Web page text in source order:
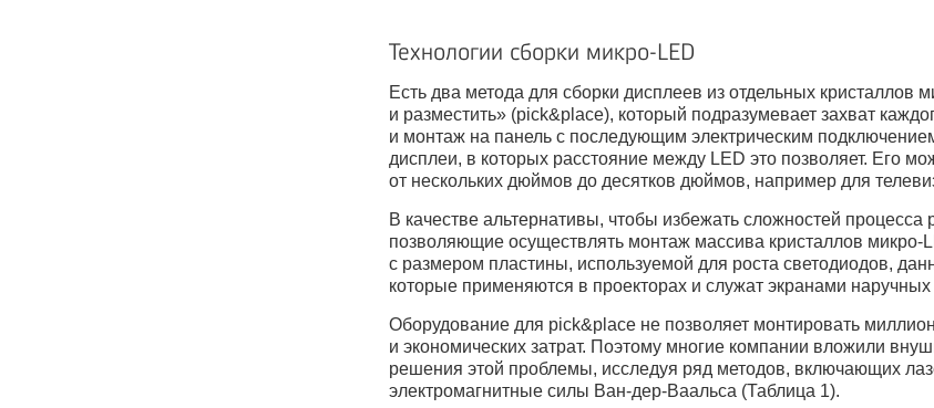
Технологии сборки микро-LED
Есть два метода для сборки дисплеев из отдельных
и разместить» (pick&place), который подразумевает захват
и монтаж на панель с последующим электрическим
дисплеи, в которых расстояние между LED это позволяет. Его
от нескольких дюймов до десятков дюймов, например для
В качестве альтернативы, чтобы избежать сложностей
позволяющие осуществлять монтаж массива кристаллов микро-
с размером пластины, используемой для роста светодиодов,
которые применяются в проекторах и служат экранами наручных
Оборудование для pick&place не позволяет монтировать
и экономических затрат. Поэтому многие компании вложили
решения этой проблемы, исследуя ряд методов, включающих
электромагнитные силы Ван-дер-Ваальса (Таблица 1).